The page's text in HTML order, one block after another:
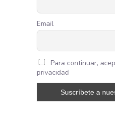
Email
Para continuar,
privacidad